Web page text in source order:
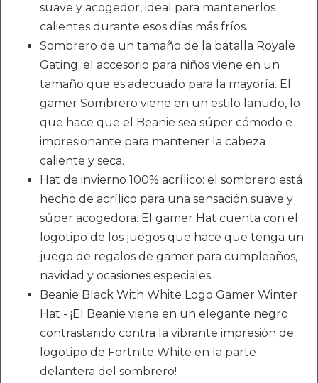
suave y acogedor, ideal para mantenerlos
calientes durante esos días más fríos.
Sombrero de un tamaño de la batalla Royale
Gating: el accesorio para niños viene en un
tamaño que es adecuado para la mayoría. El
gamer Sombrero viene en un estilo lanudo, lo
que hace que el Beanie sea súper cómodo e
impresionante para mantener la cabeza
caliente y seca.
Hat de invierno 100% acrílico: el sombrero está
hecho de acrílico para una sensación suave y
súper acogedora. El gamer Hat cuenta con el
logotipo de los juegos que hace que tenga un
juego de regalos de gamer para cumpleaños,
navidad y ocasiones especiales.
Beanie Black With White Logo Gamer Winter
Hat - ¡El Beanie viene en un elegante negro
contrastando contra la vibrante impresión de
logotipo de Fortnite White en la parte
delantera del sombrero!